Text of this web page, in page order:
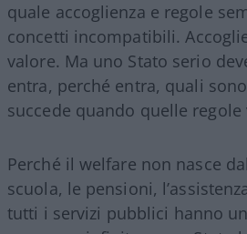
quale accoglienza e regole
concetti incompatibili.
valore. Ma uno Stato serio
entra, perché entra, quali
succede quando quelle
Perché il welfare non nasce
scuola, le pensioni,
tutti i servizi pubblici hanno